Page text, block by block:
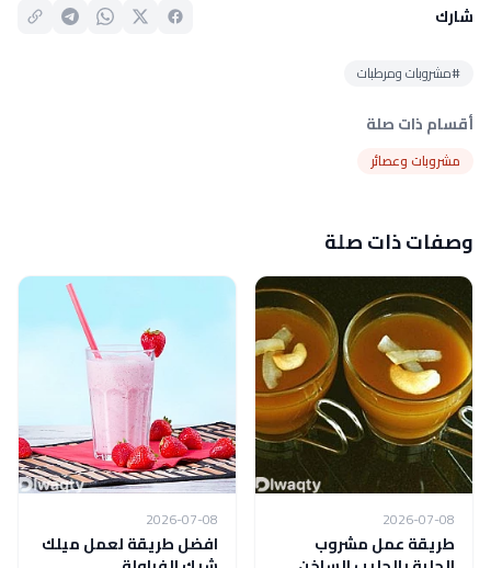
شارك
#مشروبات ومرطبات
أقسام ذات صلة
مشروبات وعصائر
وصفات ذات صلة
2026-07-08
طريقة عمل مشروب
2026-07-08
افضل طريقة لعمل ميلك